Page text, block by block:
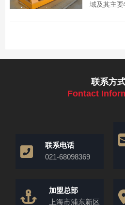
域及其主要
术支持。
联系方
Fontact
联系电话
021-68098369
加盟总部
上海市浦东新区